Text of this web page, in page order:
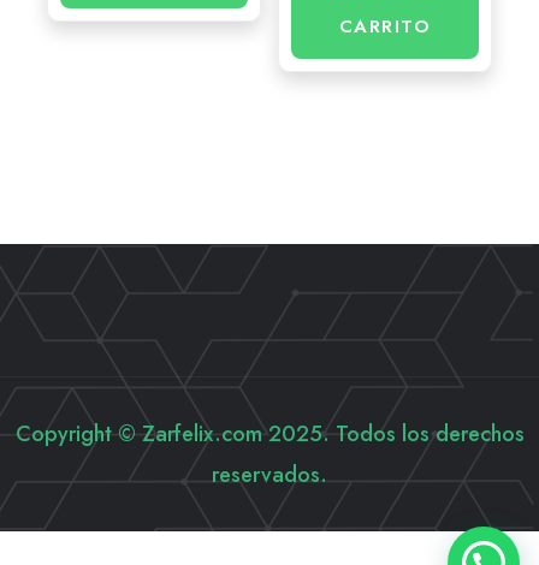
CARRITO
Copyright © Zarfelix.com 2025. Todos los derechos
reservados.